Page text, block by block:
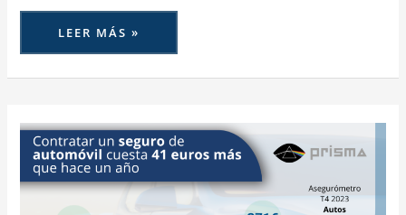
LEER MÁS »
CONTRATAR
UN
SEGURO
DE
AUTOMÓVIL
CUESTA
41